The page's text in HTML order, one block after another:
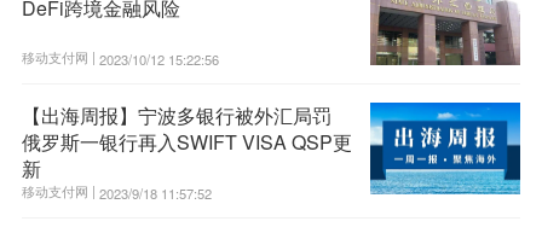
DeFi跨境金融风险
移动支付网 | 2023/10/12 15:22:56
【出海周报】宁波多银行被外汇局罚
俄罗斯一银行再入SWIFT VISA QSP更
新
移动支付网 | 2023/9/18 11:57:52